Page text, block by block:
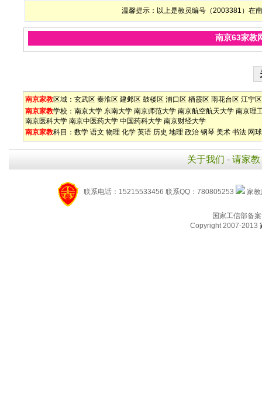
温馨提示：以上是教员编号（2003381）在
南京63家教
南京家教区域： 玄武区 秦淮区 建邺区 鼓楼区 浦口区 栖霞区 雨花台区 江宁区
南京家教学校： 南京大学 东南大学 南京师范大学 南京航空航天大学 南京理
南京医科大学 南京中医药大学 中国药科大学 南京财经大学
南京家教科目： 数学 语文 物理 化学 英语 历史 地理 政治 钢琴 美术 书法 网球
关于我们 - 请家教
联系电话：15215533456 联系QQ：780805253 家
国家工信部备
Copyright 2007-2013